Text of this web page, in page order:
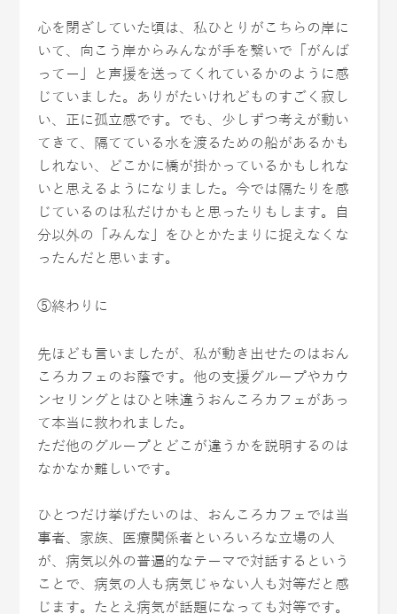
心を閉ざしていた頃は、私ひとりがこちらの岸に
いて、向こう岸からみんなが手を繋いで「がんば
ってー」と声援を送ってくれているかのように感
じていました。ありがたいけれどものすごく寂し
い、正に孤立感です。でも、少しずつ考えが動い
てきて、隔てている水を渡るための船があるかも
しれない、どこかに橋が掛かっているかもしれな
いと思えるようになりました。今では隔たりを感
じているのは私だけかもと思ったりもします。自
分以外の「みんな」をひとかたまりに捉えなくな
ったんだと思います。
⑤終わりに
先ほども言いましたが、私が動き出せたのはおん
ころカフェのお蔭です。他の支援グループやカウ
ンセリングとはひと味違うおんころカフェがあっ
て本当に救われました。
ただ他のグループとどこが違うかを説明するのは
なかなか難しいです。
ひとつだけ挙げたいのは、おんころカフェでは当
事者、家族、医療関係者といろいろな立場の人
が、病気以外の普遍的なテーマで対話するという
ことで、病気の人も病気じゃない人も対等だと感
じます。たとえ病気が話題になっても対等です。